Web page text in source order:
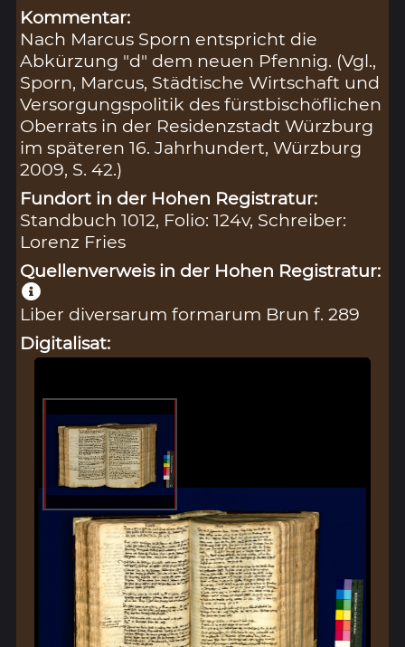
Kommentar:
Nach Marcus Sporn entspricht die
Abkürzung "d" dem neuen Pfennig. (Vgl.,
Sporn, Marcus, Städtische Wirtschaft und
Versorgungspolitik des fürstbischöflichen
Oberrats in der Residenzstadt Würzburg
im späteren 16. Jahrhundert, Würzburg
2009, S. 42.)
Fundort in der Hohen Registratur:
Standbuch 1012, Folio: 124v, Schreiber:
Lorenz Fries
Quellenverweis in der Hohen Registratur:
Liber diversarum formarum Brun f. 289
Digitalisat: